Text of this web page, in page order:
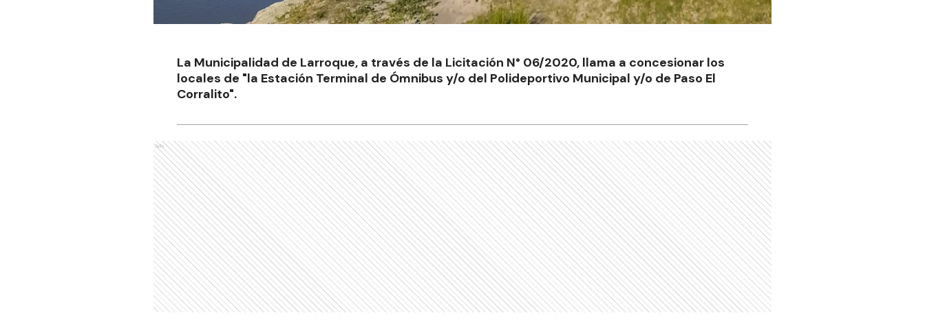
La Municipalidad de Larroque, a través de la Licitación N° 06/2020, llama a concesionar los
locales de "la Estación Terminal de Ómnibus y/o del Polideportivo Municipal y/o de Paso El
Corralito".
Ads